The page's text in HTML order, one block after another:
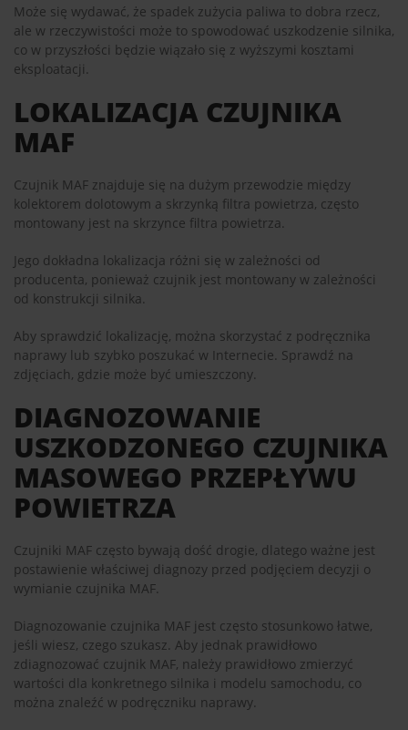
Może się wydawać, że spadek zużycia paliwa to dobra rzecz,
ale w rzeczywistości może to spowodować uszkodzenie silnika,
co w przyszłości będzie wiązało się z wyższymi kosztami
eksploatacji.
LOKALIZACJA CZUJNIKA
MAF
Czujnik MAF znajduje się na dużym przewodzie między
kolektorem dolotowym a skrzynką filtra powietrza, często
montowany jest na skrzynce filtra powietrza.
Jego dokładna lokalizacja różni się w zależności od
producenta, ponieważ czujnik jest montowany w zależności
od konstrukcji silnika.
Aby sprawdzić lokalizację, można skorzystać z podręcznika
naprawy lub szybko poszukać w Internecie. Sprawdź na
zdjęciach, gdzie może być umieszczony.
DIAGNOZOWANIE
USZKODZONEGO CZUJNIKA
MASOWEGO PRZEPŁYWU
POWIETRZA
Czujniki MAF często bywają dość drogie, dlatego ważne jest
postawienie właściwej diagnozy przed podjęciem decyzji o
wymianie czujnika MAF.
Diagnozowanie czujnika MAF jest często stosunkowo łatwe,
jeśli wiesz, czego szukasz. Aby jednak prawidłowo
zdiagnozować czujnik MAF, należy prawidłowo zmierzyć
wartości dla konkretnego silnika i modelu samochodu, co
można znaleźć w podręczniku naprawy.